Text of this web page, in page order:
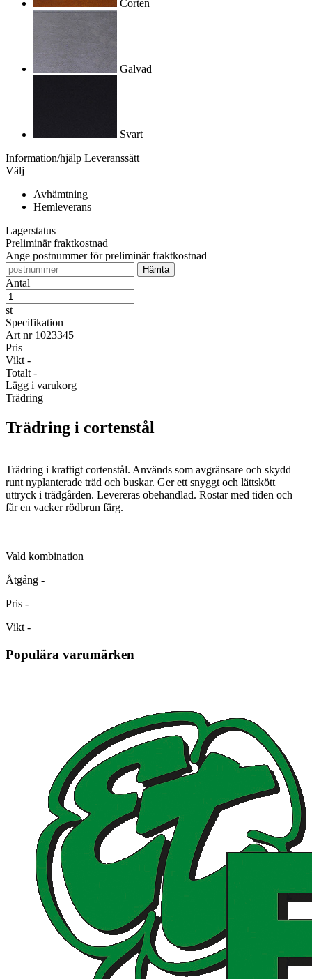
Corten
Galvad
Svart
Information/hjälp Leveranssätt
Välj
Avhämtning
Hemleverans
Lagerstatus
Preliminär fraktkostnad
Ange postnummer för preliminär fraktkostnad
Antal
st
Specifikation
Art nr 1023345
Pris
Vikt -
Totalt -
Lägg i varukorg
Trädring
Trädring i cortenstål
Trädring i kraftigt cortenstål. Används som avgränsare och skydd
runt nyplanterade träd och buskar. Ger ett snyggt och lättskött
uttryck i trädgården. Levereras obehandlad. Rostar med tiden och
får en vacker rödbrun färg.
Vald kombination
Åtgång -
Pris -
Vikt -
Populära varumärken